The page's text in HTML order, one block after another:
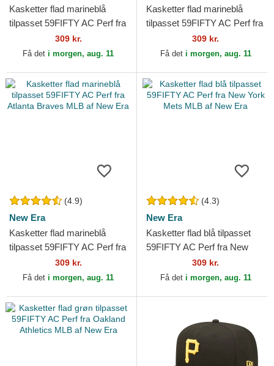
Kasketter flad marineblå
tilpasset 59FIFTY AC Perf fra
New York Yankees MLB af
New Era
309 kr.
Få det i morgen, aug. 11
Kasketter flad marineblå
tilpasset 59FIFTY AC Perf fra
Boston Red Sox MLB af New
309 kr.
Få det i morgen, aug. 11
(4.9)
New Era
Kasketter flad marineblå
tilpasset 59FIFTY AC Perf fra
Atlanta Braves MLB af New
309 kr.
Få det i morgen, aug. 11
(4.3)
New Era
Kasketter flad blå tilpasset
59FIFTY AC Perf fra New
York Mets MLB af New Era
309 kr.
Få det i morgen, aug. 11